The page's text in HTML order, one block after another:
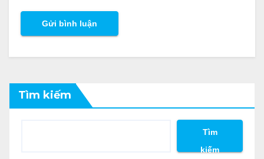
Tìm kiếm
Tìm
kiếm